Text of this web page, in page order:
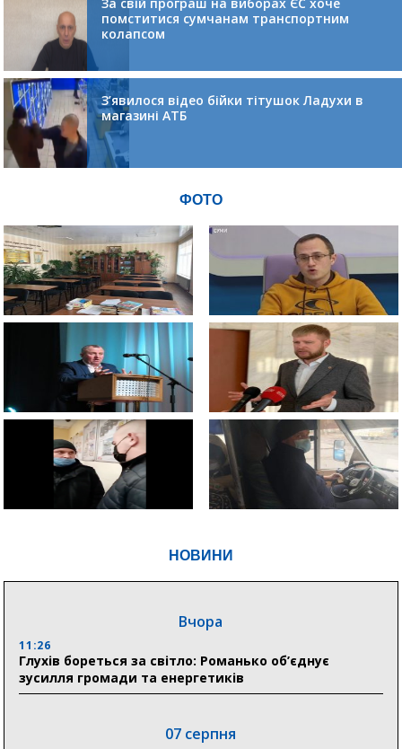
НОВИНИ
Вчора
11:26
Глухів бореться за світло: Романько об’єднує
зусилля громади та енергетиків
07 серпня
За свій програш на виборах ЄС хоче
помститися сумчанам транспортним
колапсом
З’явилося відео бійки тітушок Ладухи в
магазині АТБ
ФОТО